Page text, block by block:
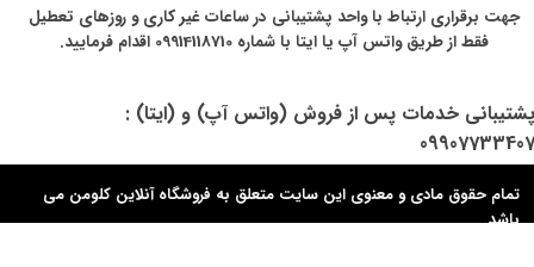
​​جهت برقراری ارتباط با واحد پشتیبانی در ساعات غیر کاری و روزهای تعطیل
فقط از طریق واتس آپ یا ایتا با شماره 09914118710 اقدام فرمایید.
​پشتیبانی خدمات پس از فروش (واتس آپ) و (ایتا) :
09907733407
تمام حقوق مادی و معنوی این سایت متعلق به فروشگاه آنلاین کلومن می
باشد.​​​​​​​